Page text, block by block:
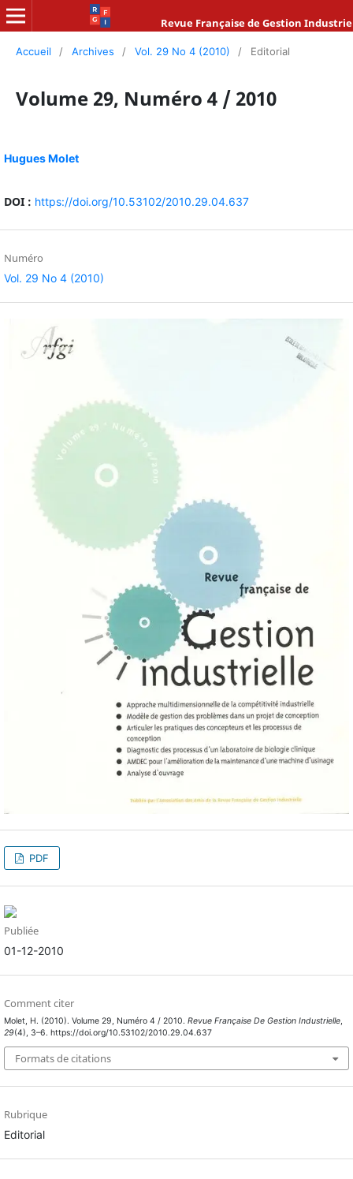
Revue Française de Gestion
Accueil / Archives / Vol. 29 No 4 (2010) / Editorial
Volume 29, Numéro 4 / 2010
Hugues Molet
DOI : https://doi.org/10.53102/2010.29.04.637
Numéro
Vol. 29 No 4 (2010)
PDF
Publiée
01-12-2010
Comment citer
Molet, H. (2010). Volume 29, Numéro 4 / 2010. Revue Française De Gestion Industrielle,
29(4), 3–6. https://doi.org/10.53102/2010.29.04.637
Formats de citations
Rubrique
Editorial